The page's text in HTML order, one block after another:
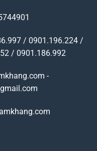
/ 0901.196.224 /
/ 0901.186.992
-